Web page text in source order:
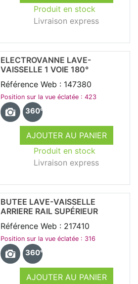
Produit en stock
Livraison express
AJOUTER AU PANIER
Produit en stock
Livraison express
ELECTROVANNE LAVE-
VAISSELLE 1 VOIE 180°
Référence Web : 147380
Position sur la vue éclatée : 423
360°
AJOUTER AU PANIER
BUTEE LAVE-VAISSELLE
ARRIERE RAIL SUPÉRIEUR
Référence Web : 217410
Position sur la vue éclatée : 316
360°